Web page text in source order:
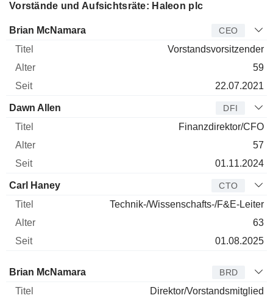
Vorstände und Aufsichtsräte: Haleon plc
Manager Titel Alter
Brian McNamara CEO
Vorstandsvorsitzender
59
22.07.2021
Dawn Allen DFI
Finanzdirektor/CFO
57
01.11.2024
Carl Haney CTO
Technik-/Wissenschafts-/F&E-Leiter
63
01.08.2025
Verwaltungsratsmitglied
Brian McNamara BRD
Direktor/Vorstandsmitglied